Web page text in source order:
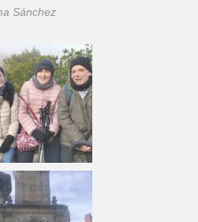
Sánchez